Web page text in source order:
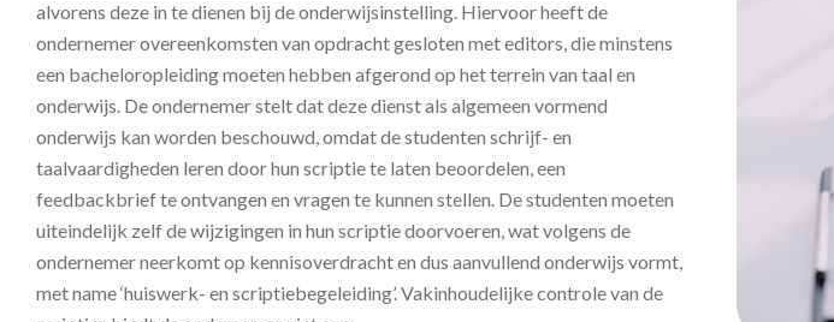
alvorens deze in te dienen bij de onderwijsinstelling. Hiervoor heeft de
ondernemer overeenkomsten van opdracht gesloten met editors, die minstens
een bacheloropleiding moeten hebben afgerond op het terrein van taal en
onderwijs. De ondernemer stelt dat deze dienst als algemeen vormend
onderwijs kan worden beschouwd, omdat de studenten schrijf- en
taalvaardigheden leren door hun scriptie te laten beoordelen, een
feedbackbrief te ontvangen en vragen te kunnen stellen. De studenten moeten
uiteindelijk zelf de wijzigingen in hun scriptie doorvoeren, wat volgens de
ondernemer neerkomt op kennisoverdracht en dus aanvullend onderwijs vormt,
met name ‘huiswerk- en scriptiebegeleiding’. Vakinhoudelijke controle van de